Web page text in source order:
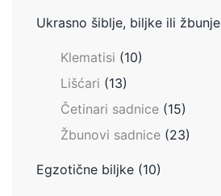
Ukrasno šiblje, biljke ili žbunje
Klematisi (10)
Lišćari (13)
Četinari sadnice (15)
Žbunovi sadnice (23)
Egzotične biljke (10)